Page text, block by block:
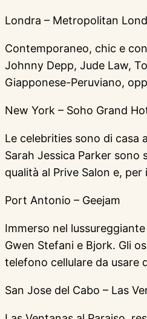
Londra – Metropolitan
Contemporaneo, chic e
Johnny Depp, Jude Law,
Giapponese-Peruviano,
New York – Soho Grand
Le celebrities sono di casa
Sarah Jessica Parker
qualità al Prive Salon e,
Port Antonio – Geejam
Immerso nel
Gwen Stefani e Bjork. Gli
telefono cellulare da usare
San Jose del Cabo – Las